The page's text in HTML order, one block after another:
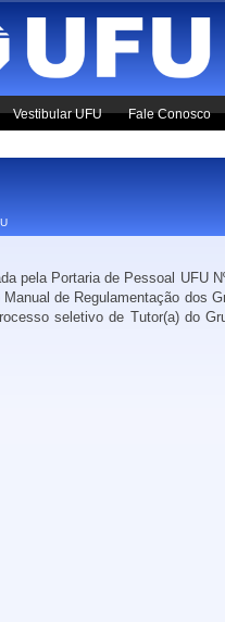
Vestibular UFU Fale Conosco
pela Portaria de Pessoal UFU
de Regulamentação dos
seletivo de Tutor(a) do